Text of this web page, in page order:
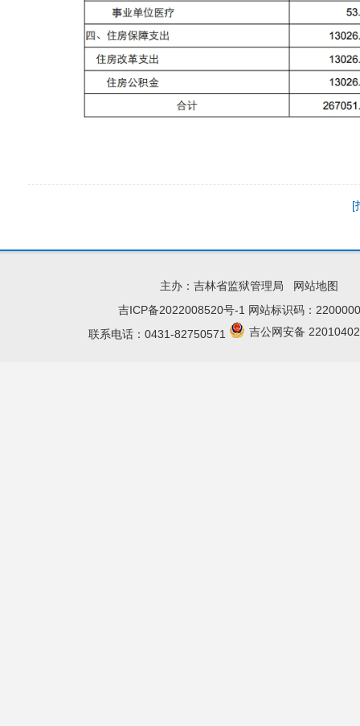
[
主办：吉林省监狱管理局
网站地图
吉ICP备2022008520号-1 网站标识码：
联系电话：0431-82750571
吉公网安备